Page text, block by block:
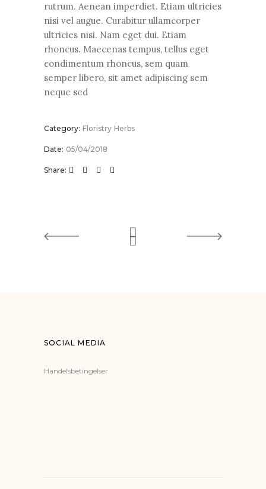
rutrum. Aenean imperdiet. Etiam ultricies
nisi vel augue. Curabitur ullamcorper
ultricies nisi. Nam eget dui. Etiam
rhoncus. Maecenas tempus, tellus eget
condimentum rhoncus, sem quam
semper libero, sit amet adipiscing sem
neque sed
Category: Floristry Herbs
Date: 05/04/2018
Share:
SOCIAL MEDIA
Handelsbetingelser